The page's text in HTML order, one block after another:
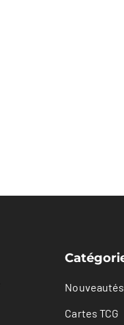
Nouveautés
Cartes TCG